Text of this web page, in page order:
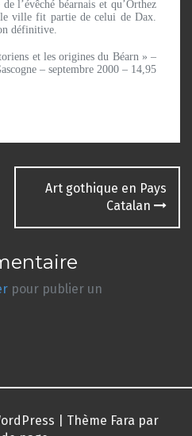
l’évêché béarnais et qu’Orthez
ville fit partie de celui de Dax.
définitive.
et les origines du Béarn » –
– septembre 2000 – 14,95
Art gothique en Pays
Catalan
pour publier un
Thème Fara par